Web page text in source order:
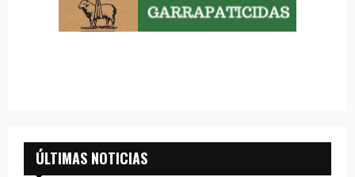
ÚLTIMAS NOTICIAS